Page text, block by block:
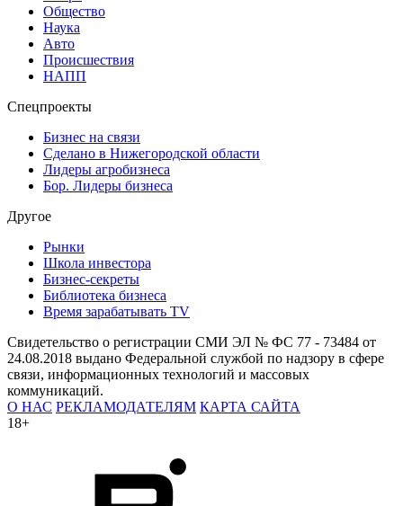
Общество
Наука
Авто
Происшествия
НАПП
Спецпроекты
Бизнес на связи
Сделано в Нижегородской области
Лидеры агробизнеса
Бор. Лидеры бизнеса
Другое
Рынки
Школа инвестора
Бизнес-секреты
Библиотека бизнеса
Время зарабатывать TV
Свидетельство о регистрации СМИ ЭЛ № ФС 77 - 73484 от
24.08.2018 выдано Федеральной службой по надзору в сфере
связи, информационных технологий и массовых
коммуникаций.
О НАС РЕКЛАМОДАТЕЛЯМ КАРТА САЙТА
18+